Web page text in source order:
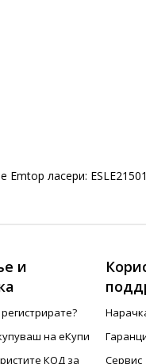
ласери:
и
на еКупи
КОД за
Сервис